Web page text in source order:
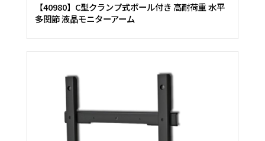
【40980】C型クランプ式ポール付き 高耐荷重 水平
多関節 液晶モニターアーム